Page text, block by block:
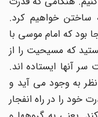
خواهیم کرد.
که امام موسى با
که مسیحیت را از
آنها ایستاده اند.
به وجود مى آید و
را در راه انفجار